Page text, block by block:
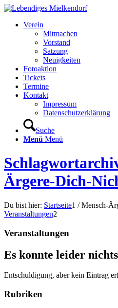
Verein
Mitmachen
Vorstand
Satzung
Neuigkeiten
Fotoaktion
Tickets
Termine
Kontakt
Impressum
Datenschutzerklärung
Suche
Menü Menü
Ärgere-Dich-
Du bist hier: Startseite1 / Mensch-
Veranstaltungen2
Veranstaltungen
Es konnte leider
Entschuldigung, aber kein Eintrag
Rubriken